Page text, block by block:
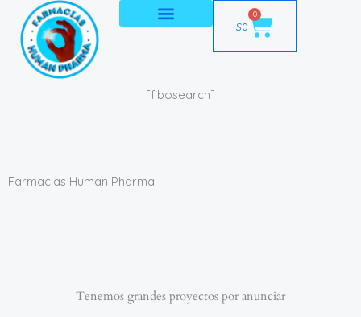
contenido
$0
0
Cart
[fibosearch]
Farmacias Human Pharma
Tenemos grandes proyectos por anunciar